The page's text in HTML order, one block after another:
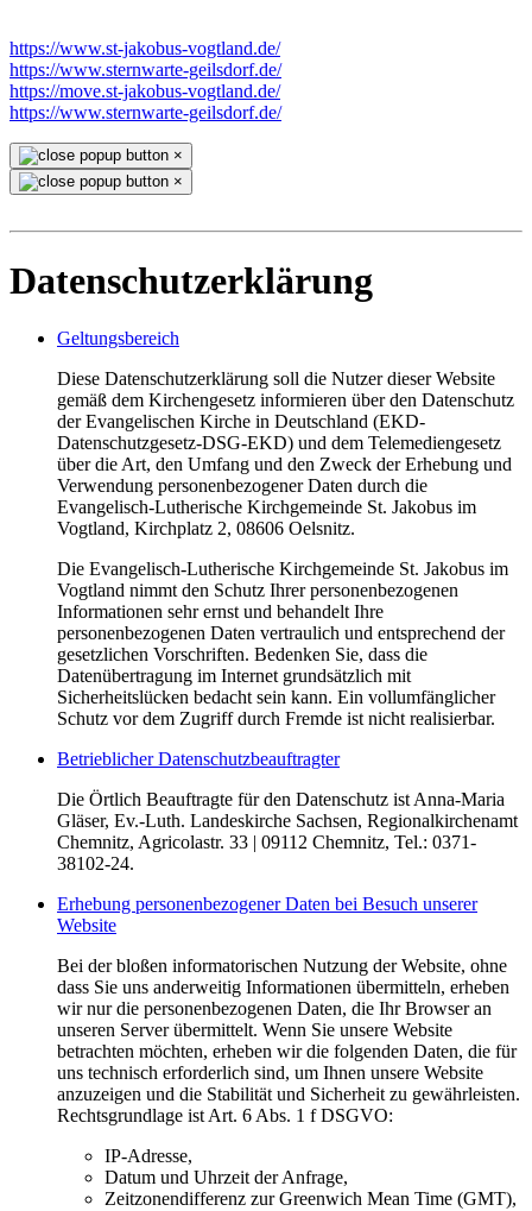
https://www.st-jakobus-vogtland.de/
https://www.sternwarte-geilsdorf.de/
https://move.st-jakobus-vogtland.de/
https://www.sternwarte-geilsdorf.de/
×
×
Datenschutzerklärung
Geltungsbereich
Diese Datenschutzerklärung soll die Nutzer dieser Website
gemäß dem Kirchengesetz informieren über den Datenschutz
der Evangelischen Kirche in Deutschland (EKD-
Datenschutzgesetz-DSG-EKD) und dem Telemediengesetz
über die Art, den Umfang und den Zweck der Erhebung und
Verwendung personenbezogener Daten durch die
Evangelisch-Lutherische Kirchgemeinde St. Jakobus im
Vogtland, Kirchplatz 2, 08606 Oelsnitz.
Die Evangelisch-Lutherische Kirchgemeinde St. Jakobus im
Vogtland nimmt den Schutz Ihrer personenbezogenen
Informationen sehr ernst und behandelt Ihre
personenbezogenen Daten vertraulich und entsprechend der
gesetzlichen Vorschriften. Bedenken Sie, dass die
Datenübertragung im Internet grundsätzlich mit
Sicherheitslücken bedacht sein kann. Ein vollumfänglicher
Schutz vor dem Zugriff durch Fremde ist nicht realisierbar.
Betrieblicher Datenschutzbeauftragter
Die Örtlich Beauftragte für den Datenschutz ist Anna-Maria
Gläser, Ev.-Luth. Landeskirche Sachsen, Regionalkirchenamt
Chemnitz, Agricolastr. 33 | 09112 Chemnitz, Tel.: 0371-
38102-24.
Erhebung personenbezogener Daten bei Besuch unserer
Website
Bei der bloßen informatorischen Nutzung der Website, ohne
dass Sie uns anderweitig Informationen übermitteln, erheben
wir nur die personenbezogenen Daten, die Ihr Browser an
unseren Server übermittelt. Wenn Sie unsere Website
betrachten möchten, erheben wir die folgenden Daten, die für
uns technisch erforderlich sind, um Ihnen unsere Website
anzuzeigen und die Stabilität und Sicherheit zu gewährleisten.
Rechtsgrundlage ist Art. 6 Abs. 1 f DSGVO:
IP-Adresse,
Datum und Uhrzeit der Anfrage,
Zeitzonendifferenz zur Greenwich Mean Time (GMT),